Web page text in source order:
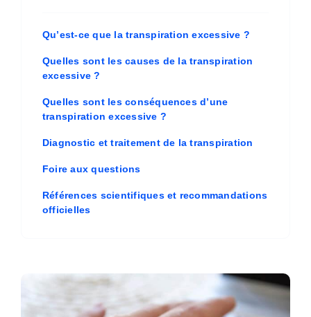
Qu’est-ce que la transpiration excessive ?
Quelles sont les causes de la transpiration
excessive ?
Quelles sont les conséquences d’une
transpiration excessive ?
Diagnostic et traitement de la transpiration
Foire aux questions
Références scientifiques et recommandations
officielles